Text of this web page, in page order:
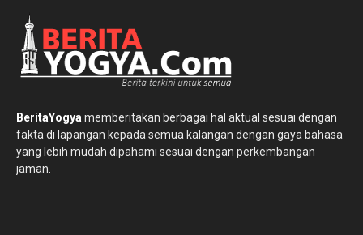
BeritaYogya memberitakan berbagai hal aktual sesuai dengan
fakta di lapangan kepada semua kalangan dengan gaya bahasa
yang lebih mudah dipahami sesuai dengan perkembangan
jaman.